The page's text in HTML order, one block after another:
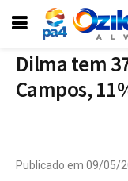
Dilma tem
Campos,
Publicado em 09/05/